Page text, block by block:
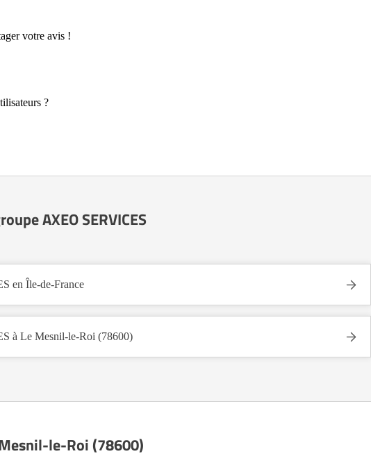
votre avis !
?
AXEO SERVICES
en Île-de-France
à Le Mesnil-le-Roi (78600)
le-Roi (78600)